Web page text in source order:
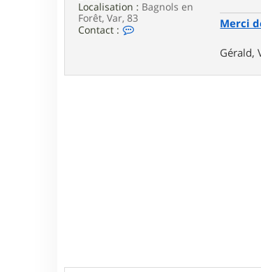
Localisation : Bagnols en
Forêt, Var, 83
Contact :
a
Merci
Gérald,